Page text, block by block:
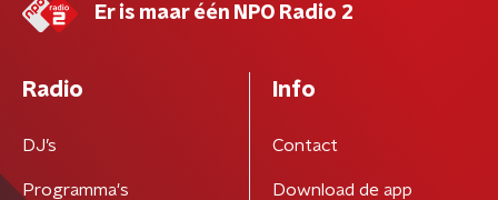
Er is maar één NPO Radio 2
Radio
DJ’s
Programma's
Info
Contact
Download de app